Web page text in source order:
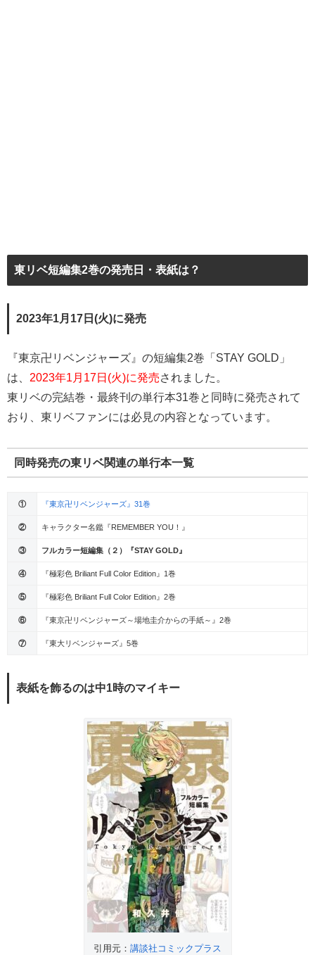
東リベ短編集2巻の発売日・表紙は？
2023年1月17日(火)に発売
『東京卍リベンジャーズ』の短編集2巻「STAY GOLD」
は、 2023年1月17日(火)に発売されました。
東リベの完結巻・最終刊の単行本31巻と同時に発売されて
おり、東リベファンには必見の内容となっています。
同時発売の東リベ関連の単行本一覧
① 『東京卍リベンジャーズ』31巻
② キャラクター名鑑『REMEMBER YOU！』
③ フルカラー短編集（２）『STAY GOLD』
④ 『極彩色 Briliant Full Color Edition』1巻
⑤ 『極彩色 Briliant Full Color Edition』2巻
⑥ 『東京卍リベンジャーズ～場地圭介からの手紙～』2巻
⑦ 『東大リベンジャーズ』5巻
表紙を飾るのは中1時のマイキー
引用元： 講談社コミックプラス